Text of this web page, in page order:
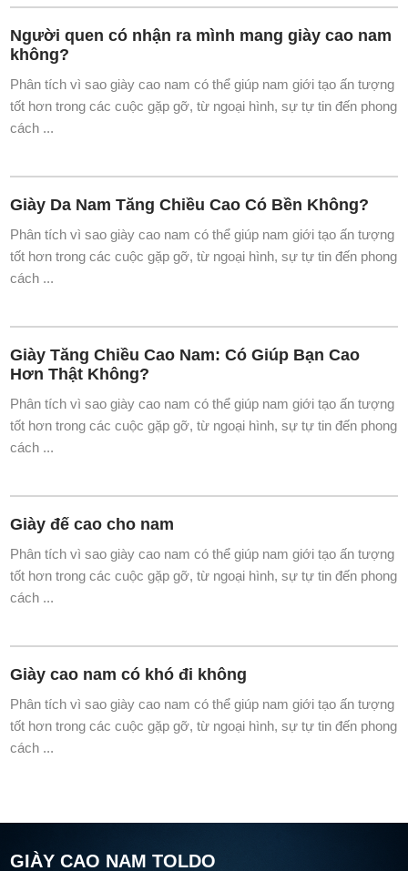
Người quen có nhận ra mình mang giày cao nam
không?
Phân tích vì sao giày cao nam có thể giúp nam giới tạo ấn tượng
tốt hơn trong các cuộc gặp gỡ, từ ngoại hình, sự tự tin đến phong
cách ...
Giày Da Nam Tăng Chiều Cao Có Bền Không?
Phân tích vì sao giày cao nam có thể giúp nam giới tạo ấn tượng
tốt hơn trong các cuộc gặp gỡ, từ ngoại hình, sự tự tin đến phong
cách ...
Giày Tăng Chiều Cao Nam: Có Giúp Bạn Cao
Hơn Thật Không?
Phân tích vì sao giày cao nam có thể giúp nam giới tạo ấn tượng
tốt hơn trong các cuộc gặp gỡ, từ ngoại hình, sự tự tin đến phong
cách ...
Giày đế cao cho nam
Phân tích vì sao giày cao nam có thể giúp nam giới tạo ấn tượng
tốt hơn trong các cuộc gặp gỡ, từ ngoại hình, sự tự tin đến phong
cách ...
Giày cao nam có khó đi không
Phân tích vì sao giày cao nam có thể giúp nam giới tạo ấn tượng
tốt hơn trong các cuộc gặp gỡ, từ ngoại hình, sự tự tin đến phong
cách ...
GIÀY CAO NAM TOLDO